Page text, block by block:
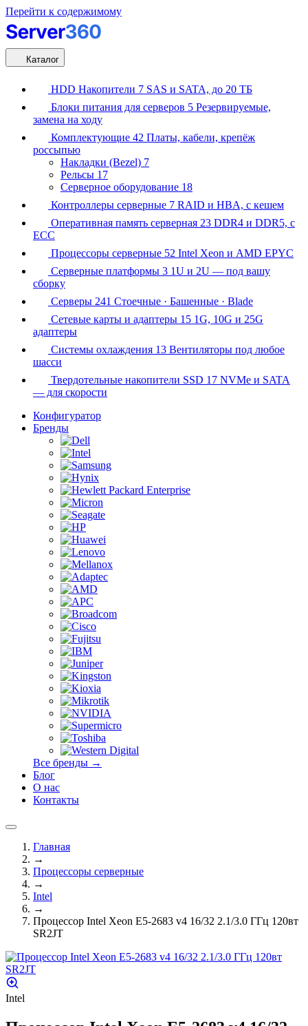
Перейти к содержимому
Каталог
HDD Накопители 7 SAS и SATA, до 20 ТБ
Блоки питания для серверов 5 Резервируемые,
замена на ходу
Комплектующие 42 Платы, кабели, крепёж
россыпью
Накладки (Bezel) 7
Рельсы 17
Серверное оборудование 18
Контроллеры серверные 7 RAID и HBA, с кешем
Оперативная память серверная 23 DDR4 и DDR5, с
ECC
Процессоры серверные 52 Intel Xeon и AMD EPYC
Серверные платформы 3 1U и 2U — под вашу
сборку
Серверы 241 Стоечные · Башенные · Blade
Сетевые карты и адаптеры 15 1G, 10G и 25G
адаптеры
Системы охлаждения 13 Вентиляторы под любое
шасси
Твердотельные накопители SSD 17 NVMe и SATA
— для скорости
Конфигуратор
Бренды
Все бренды →
Блог
О нас
Контакты
Главная
→
Процессоры серверные
→
Intel
→
Процессор Intel Xeon E5-2683 v4 16/32 2.1/3.0 ГГц 120вт
SR2JT
Intel